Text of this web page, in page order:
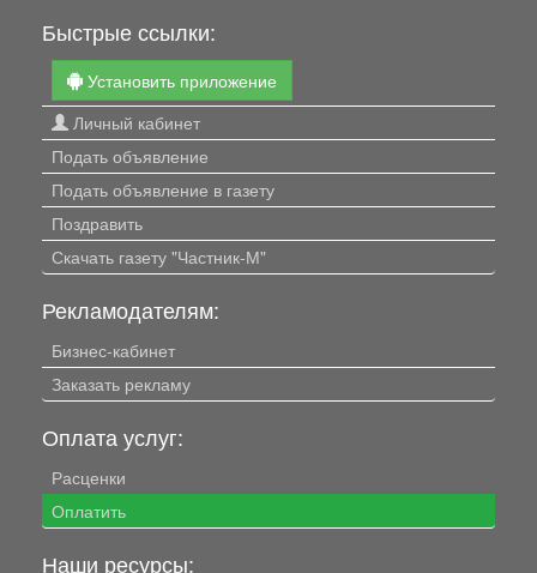
Быстрые ссылки:
Установить приложение
Личный кабинет
Подать объявление
Подать объявление в газету
Поздравить
Скачать газету "Частник-М"
Рекламодателям:
Бизнес-кабинет
Заказать рекламу
Оплата услуг:
Расценки
Оплатить
Наши ресурсы: